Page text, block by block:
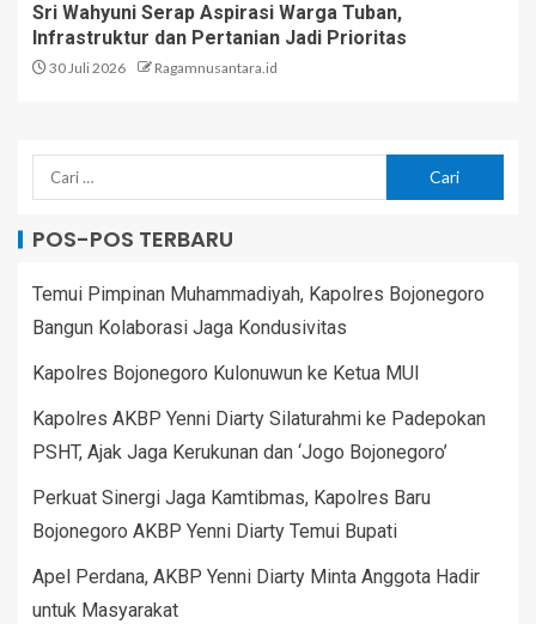
Sri Wahyuni Serap Aspirasi Warga Tuban,
Infrastruktur dan Pertanian Jadi Prioritas
30 Juli 2026 Ragamnusantara.id
POS-POS TERBARU
Temui Pimpinan Muhammadiyah, Kapolres Bojonegoro
Bangun Kolaborasi Jaga Kondusivitas
Kapolres Bojonegoro Kulonuwun ke Ketua MUI
Kapolres AKBP Yenni Diarty Silaturahmi ke Padepokan
PSHT, Ajak Jaga Kerukunan dan ‘Jogo Bojonegoro’
Perkuat Sinergi Jaga Kamtibmas, Kapolres Baru
Bojonegoro AKBP Yenni Diarty Temui Bupati
Apel Perdana, AKBP Yenni Diarty Minta Anggota Hadir
untuk Masyarakat